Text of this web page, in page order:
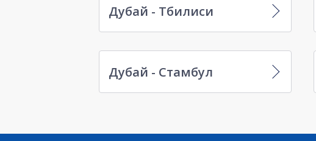
Дубай - Тбилиси
Дубай - Стамбул